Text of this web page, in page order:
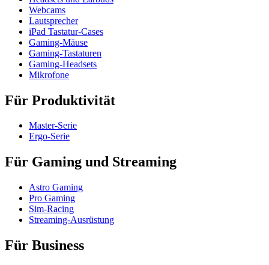
Webcams
Lautsprecher
iPad Tastatur-Cases
Gaming-Mäuse
Gaming-Tastaturen
Gaming-Headsets
Mikrofone
Für Produktivität
Master-Serie
Ergo-Serie
Für Gaming und Streaming
Astro Gaming
Pro Gaming
Sim-Racing
Streaming-Ausrüstung
Für Business